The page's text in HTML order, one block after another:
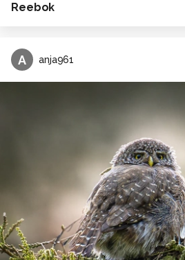
Reebok
A anja961